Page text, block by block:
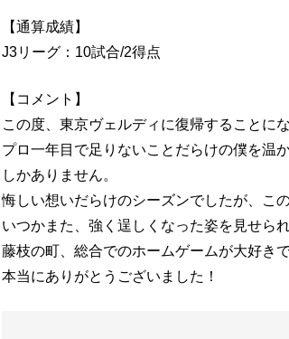
【通算成績】
J3リーグ：10試合/2得点
【コメント】
この度、東京ヴェルディに復帰することにな
プロ一年目で足りないことだらけの僕を温
しかありません。
悔しい想いだらけのシーズンでしたが、こ
いつかまた、強く逞しくなった姿を見せら
藤枝の町、総合でのホームゲームが大好きで
本当にありがとうございました！